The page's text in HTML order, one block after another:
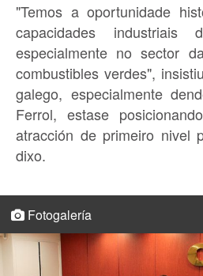
"Temos a oportunidade
capacidades industriais
especialmente no sector
combustibles verdes",
galego, especialmente
Ferrol, estase
atracción de primeiro nivel
dixo.
Fotogalería